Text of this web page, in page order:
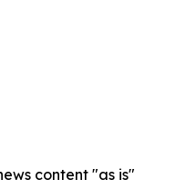
content "as is"